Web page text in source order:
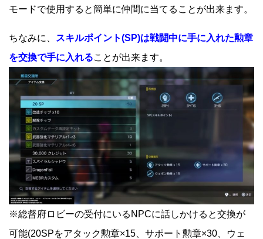
モードで使用すると簡単に仲間に当てることが出来ます。
ちなみに、
スキルポイント(SP)は戦闘中に手に入れた勲章
を交換で手に入れることが出来ます。
※総督府ロビーの受付にいるNPCに話しかけると交換が
可能(20SPをアタック勲章×15、サポート勲章×30、ウェ